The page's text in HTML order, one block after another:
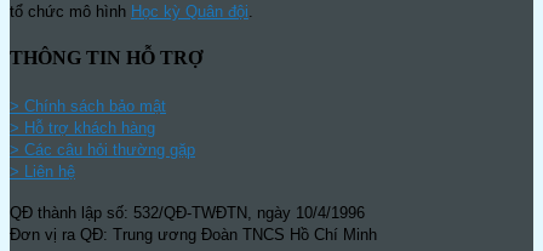
tổ chức mô hình Học kỳ Quân đội
THÔNG TIN HỖ TRỢ
> Chính sách bảo mật
> Hỗ trợ khách hàng
> Các câu hỏi thường gặp
> Liên hệ
QĐ thành lập số: 532/QĐ-TWĐTN, ngày 10/4/1996
Đơn vị ra QĐ: Trung ương Đoàn TNCS Hồ Chí Minh